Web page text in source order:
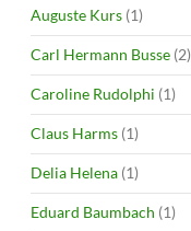
Auguste Kurs (1)
Carl Hermann Busse (2)
Caroline Rudolphi (1)
Claus Harms (1)
Delia Helena (1)
Eduard Baumbach (1)